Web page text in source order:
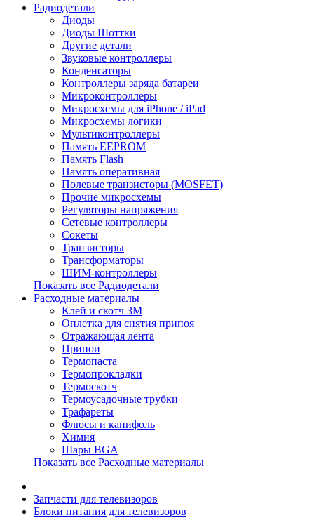
Радиодетали
Диоды
Диоды Шоттки
Другие детали
Звуковые контроллеры
Конденсаторы
Контроллеры заряда батареи
Микроконтроллеры
Микросхемы для iPhone / iPad
Микросхемы логики
Мультиконтроллеры
Память EEPROM
Память Flash
Память оперативная
Полевые транзисторы (MOSFET)
Прочие микросхемы
Регуляторы напряжения
Сетевые контроллеры
Сокеты
Транзисторы
Трансформаторы
ШИМ-контроллеры
Показать все Радиодетали
Расходные материалы
Клей и скотч 3M
Оплетка для снятия припоя
Отражающая лента
Припои
Термопаста
Термопрокладки
Термоскотч
Термоусадочные трубки
Трафареты
Флюсы и канифоль
Химия
Шары BGA
Показать все Расходные материалы
Запчасти для телевизоров
Блоки питания для телевизоров